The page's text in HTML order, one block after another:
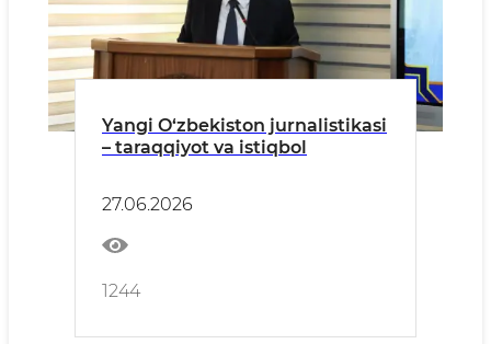
Yangi O‘zbekiston jurnalistikasi
– taraqqiyot va istiqbol
27.06.2026
1244